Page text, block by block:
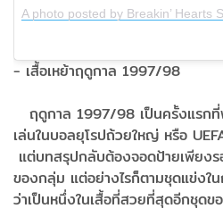
- เสื้อเหย้าฤดูกาล 1997/98
ฤดูกาล 1997/98 เป็นครั้งแรกที่
เล่นในบอลยุโรปถ้วยใหญ่ หรือ
แต่บทสรุปกลับต้องจอดป้ายเพียง
ของกลุ่ม แต่อย่างไรก็ตามชุดแข่ง
ว่าเป็นหนึ่งในเสื้อที่สวยที่สุดอีกชุดข